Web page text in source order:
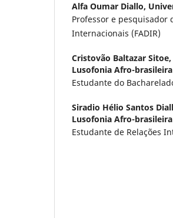
Alfa Oumar Diallo,
Professor e pesquisador
Internacionais (FADIR)
Cristovão Baltazar Sitoe,
Lusofonia Afro-
Estudante do
Siradio Hélio Santos
Lusofonia Afro-
Estudante de Relações